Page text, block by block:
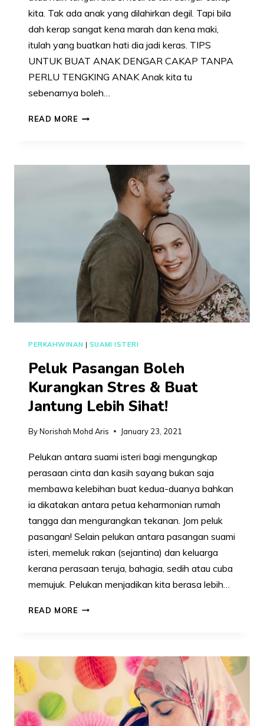
kita. Tak ada anak yang dilahirkan degil. Tapi bila
dah kerap sangat kena marah dan kena maki,
itulah yang buatkan hati dia jadi keras. TIPS
UNTUK BUAT ANAK DENGAR CAKAP TANPA
PERLU TENGKING ANAK Anak kita tu
sebenarnya boleh…
READ MORE TAK
ANAK
AMALKAN
7
PETUA
UNTUK
ANAK
DENGAR
PERKAHWINAN | SUAMI ISTERI
Peluk Pasangan Boleh
Kurangkan Stres & Buat
Jantung Lebih Sihat!
ByNorishah Mohd Aris January 23, 2021
Pelukan antara suami isteri bagi mengungkap
perasaan cinta dan kasih sayang bukan saja
membawa kelebihan buat kedua-duanya bahkan
ia dikatakan antara petua keharmonian rumah
tangga dan mengurangkan tekanan. Jom peluk
pasangan! Selain pelukan antara pasangan suami
isteri, memeluk rakan (sejantina) dan keluarga
kerana perasaan teruja, bahagia, sedih atau cuba
memujuk. Pelukan menjadikan kita berasa lebih…
READ MORE PELUK
KURANGKAN
STRES
&
JANTUNG